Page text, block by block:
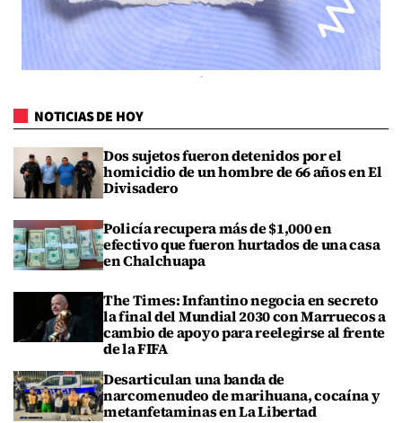
NOTICIAS DE HOY
Dos sujetos fueron detenidos por el
homicidio de un hombre de 66 años en El
Divisadero
Policía recupera más de $1,000 en
efectivo que fueron hurtados de una casa
en Chalchuapa
The Times: Infantino negocia en secreto
la final del Mundial 2030 con Marruecos a
cambio de apoyo para reelegirse al frente
de la FIFA
Desarticulan una banda de
narcomenudeo de marihuana, cocaína y
metanfetaminas en La Libertad